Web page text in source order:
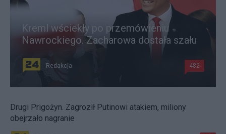
Kreml wściekły po przemówieniu
Nawrockiego. Zacharowa dostała szału
Redakcja 482
Drugi Prigożyn. Zagroził Putinowi atakiem, miliony
obejrzało nagranie